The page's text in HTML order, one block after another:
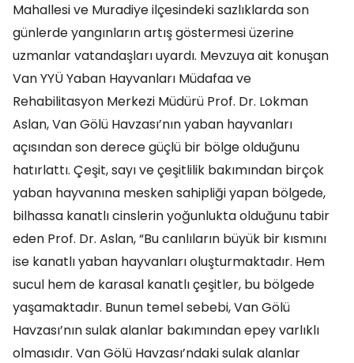
Mahallesi ve Muradiye ilçesindeki sazlıklarda son
günlerde yangınların artış göstermesi üzerine
uzmanlar vatandaşları uyardı. Mevzuya ait konuşan
Van YYÜ Yaban Hayvanları Müdafaa ve
Rehabilitasyon Merkezi Müdürü Prof. Dr. Lokman
Aslan, Van Gölü Havzası’nın yaban hayvanları
açısından son derece güçlü bir bölge olduğunu
hatırlattı. Çeşit, sayı ve çeşitlilik bakımından birçok
yaban hayvanına mesken sahipliği yapan bölgede,
bilhassa kanatlı cinslerin yoğunlukta olduğunu tabir
eden Prof. Dr. Aslan, “Bu canlıların büyük bir kısmını
ise kanatlı yaban hayvanları oluşturmaktadır. Hem
sucul hem de karasal kanatlı çeşitler, bu bölgede
yaşamaktadır. Bunun temel sebebi, Van Gölü
Havzası’nın sulak alanlar bakımından epey varlıklı
olmasıdır. Van Gölü Havzası’ndaki sulak alanlar